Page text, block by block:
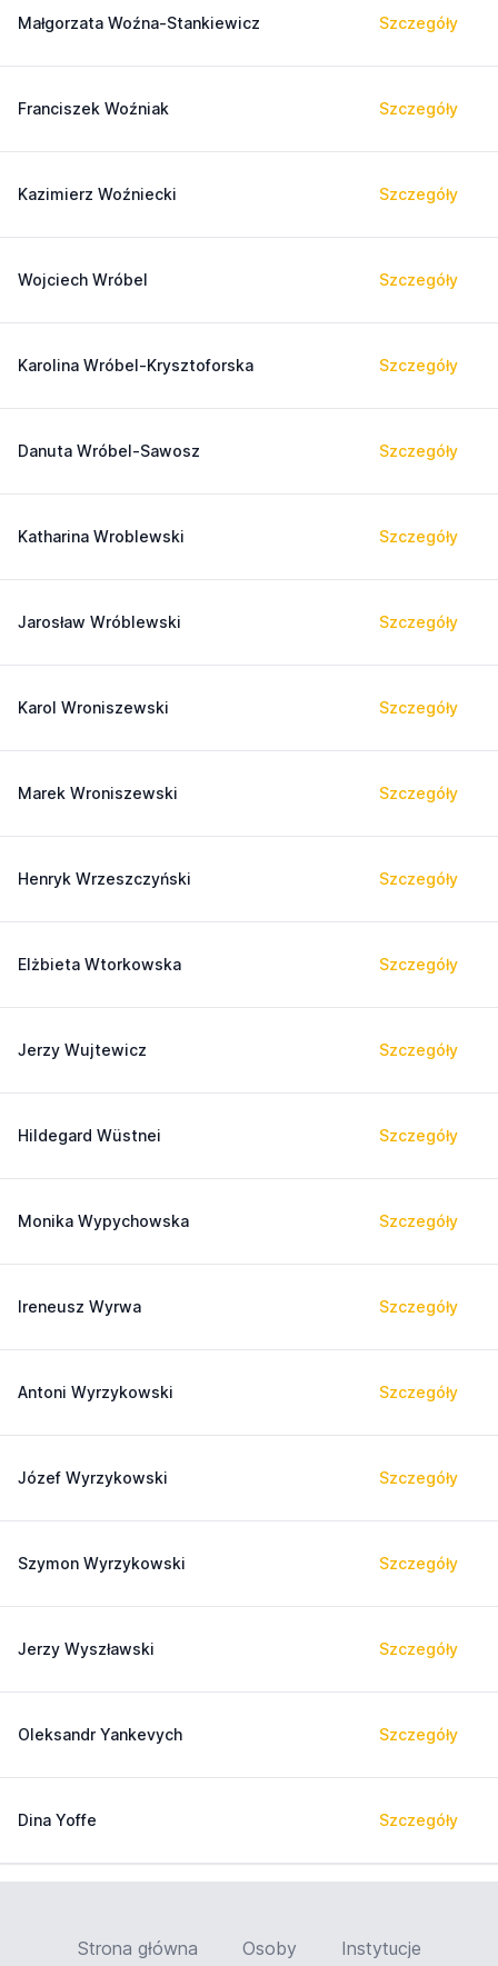
Małgorzata Woźna-Stankiewicz Szczegóły
Franciszek Woźniak Szczegóły
Kazimierz Woźniecki Szczegóły
Wojciech Wróbel Szczegóły
Karolina Wróbel-Krysztoforska Szczegóły
Danuta Wróbel-Sawosz Szczegóły
Katharina Wroblewski Szczegóły
Jarosław Wróblewski Szczegóły
Karol Wroniszewski Szczegóły
Marek Wroniszewski Szczegóły
Henryk Wrzeszczyński Szczegóły
Elżbieta Wtorkowska Szczegóły
Jerzy Wujtewicz Szczegóły
Hildegard Wüstnei Szczegóły
Monika Wypychowska Szczegóły
Ireneusz Wyrwa Szczegóły
Antoni Wyrzykowski Szczegóły
Józef Wyrzykowski Szczegóły
Szymon Wyrzykowski Szczegóły
Jerzy Wyszławski Szczegóły
Oleksandr Yankevych Szczegóły
Dina Yoffe Szczegóły
Strona główna Osoby Instytucje